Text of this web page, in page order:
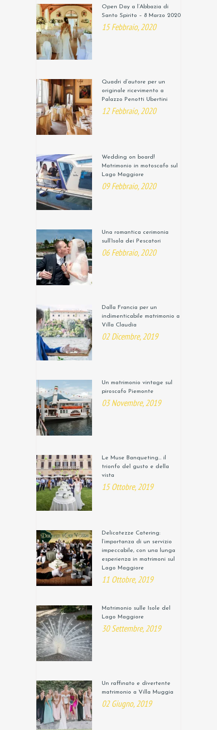
Open Day a l’Abbazia di
Santo Spirito – 8 Marzo 2020
15 Febbraio, 2020
Quadri d’autore per un
originale ricevimento a
Palazzo Penotti Ubertini
12 Febbraio, 2020
Wedding on board!
Matrimonio in motoscafo sul
Lago Maggiore
09 Febbraio, 2020
Una romantica cerimonia
sull’Isola dei Pescatori
06 Febbraio, 2020
Dalla Francia per un
indimenticabile matrimonio a
Villa Claudia
02 Dicembre, 2019
Un matrimonio vintage sul
piroscafo Piemonte
03 Novembre, 2019
Le Muse Banqueting… il
trionfo del gusto e della
vista
15 Ottobre, 2019
Delicatezze Catering:
l’importanza di un servizio
impeccabile, con una lunga
esperienza in matrimoni sul
Lago Maggiore
11 Ottobre, 2019
Matrimonio sulle Isole del
Lago Maggiore
30 Settembre, 2019
Un raffinato e divertente
matrimonio a Villa Muggia
02 Giugno, 2019